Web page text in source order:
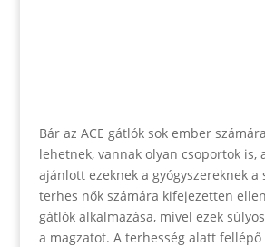
Bár az ACE gátlók sok ember
lehetnek, vannak olyan csoportok is,
ajánlott ezeknek a gyógyszereknek a
terhes nők számára kifejezetten
gátlók alkalmazása, mivel ezek
a magzatot. A terhesség alatt